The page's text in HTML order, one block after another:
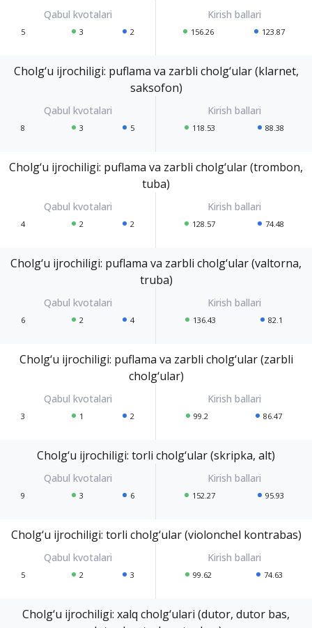
5 3 2 156.26 123.87
Cholg‘u ijrochiligi: puflama va zarbli cholg‘ular (klarnet,
saksofon)
8 3 5 118.53 88.38
Cholg‘u ijrochiligi: puflama va zarbli cholg‘ular (trombon,
tuba)
4 2 2 128.57 74.48
Cholg‘u ijrochiligi: puflama va zarbli cholg‘ular (valtorna,
truba)
6 2 4 136.43 82.1
Cholg‘u ijrochiligi: puflama va zarbli cholg‘ular (zarbli
cholg‘ular)
3 1 2 99.2 86.47
Cholg‘u ijrochiligi: torli cholg‘ular (skripka, alt)
9 3 6 152.27 95.93
Cholg‘u ijrochiligi: torli cholg‘ular (violonchel kontrabas)
5 2 3 99.62 74.63
Cholg‘u ijrochiligi: xalq cholg‘ulari (dutor, dutor bas,